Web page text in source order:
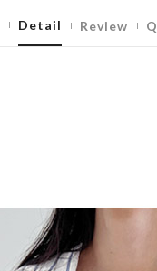
Detail Review